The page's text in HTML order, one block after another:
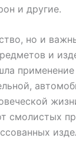
и другие.
но и
и
смолистых